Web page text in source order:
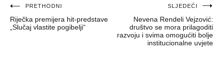
Navigacija
objava
PRETHODNI
Riječka premijera hit-predstave
„Slučaj vlastite pogibelji“
SLJEDEĆI
Nevena Rendeli Vejzović:
društvo se mora prilagoditi
razvoju i svima omogućiti bolje
institucionalne uvjete